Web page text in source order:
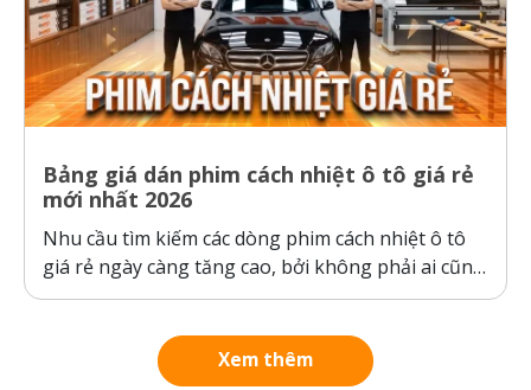
Bảng giá dán phim cách nhiệt ô tô giá rẻ
mới nhất 2026
Nhu cầu tìm kiếm các dòng phim cách nhiệt ô tô
giá rẻ ngày càng tăng cao, bởi không phải ai cũng
sẵn sàng bỏ ra hàng chục triệu đồng cho một gói
hãng” và “hàng giả, hàng nhái”...
Xem thêm